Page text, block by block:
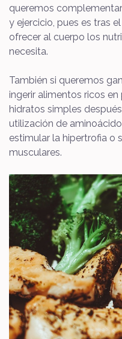
queremos
y ejercicio, pues es tras
ofrecer al cuerpo los
necesita.
También si queremos
ingerir alimentos ricos
hidratos simples
utilización de
estimular la hipertrofia o
musculares.